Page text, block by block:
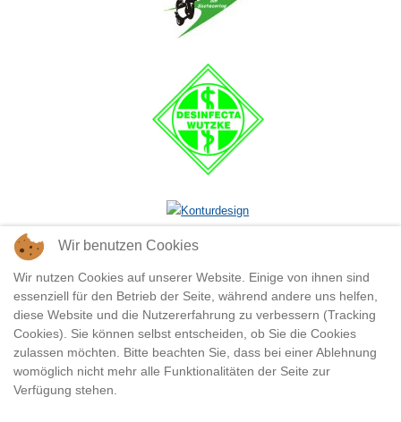
Wir benutzen Cookies
Wir nutzen Cookies auf unserer Website. Einige von ihnen sind
essenziell für den Betrieb der Seite, während andere uns helfen,
diese Website und die Nutzererfahrung zu verbessern (Tracking
Cookies). Sie können selbst entscheiden, ob Sie die Cookies
zulassen möchten. Bitte beachten Sie, dass bei einer Ablehnung
womöglich nicht mehr alle Funktionalitäten der Seite zur
Verfügung stehen.